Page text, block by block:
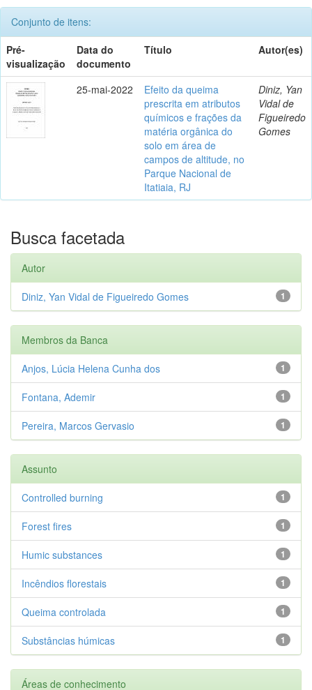
Conjunto de itens:
Pré-
visualização
Data do
documento
Título Autor(es)
25-mai-2022
Efeito da queima
prescrita em atributos
químicos e frações da
matéria orgânica do
solo em área de
campos de altitude, no
Parque Nacional de
Itatiaia, RJ
Diniz, Yan
Vidal de
Figueiredo
Gomes
Busca facetada
Autor
1
Diniz, Yan Vidal de Figueiredo Gomes
Membros da Banca
1
Anjos, Lúcia Helena Cunha dos
1
Fontana, Ademir
1
Pereira, Marcos Gervasio
Assunto
1
Controlled burning
1
Forest fires
1
Humic substances
1
Incêndios florestais
1
Queima controlada
1
Substâncias húmicas
Áreas de conhecimento